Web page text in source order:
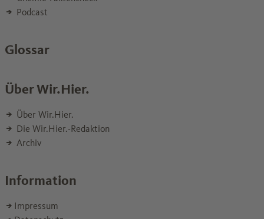
Podcast
Glossar
Über Wir.Hier.
Über Wir.Hier.
Die Wir.Hier.-Redaktion
Archiv
Information
Impressum